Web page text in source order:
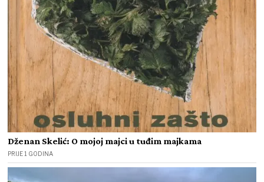
Dženan Skelić: O mojoj majci u tuđim majkama
PRIJE 1 GODINA